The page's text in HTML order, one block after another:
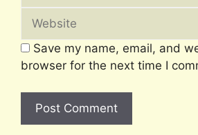
Website
Save my name, email, and
browser for the next time I